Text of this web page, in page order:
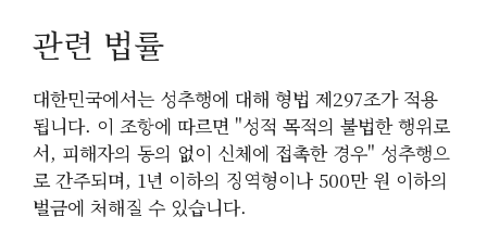
관련 법률
대한민국에서는 성추행에 대해 형법 제297조가 적용
됩니다. 이 조항에 따르면 "성적 목적의 불법한 행위로
서, 피해자의 동의 없이 신체에 접촉한 경우" 성추행으
로 간주되며, 1년 이하의 징역형이나 500만 원 이하의
벌금에 처해질 수 있습니다.